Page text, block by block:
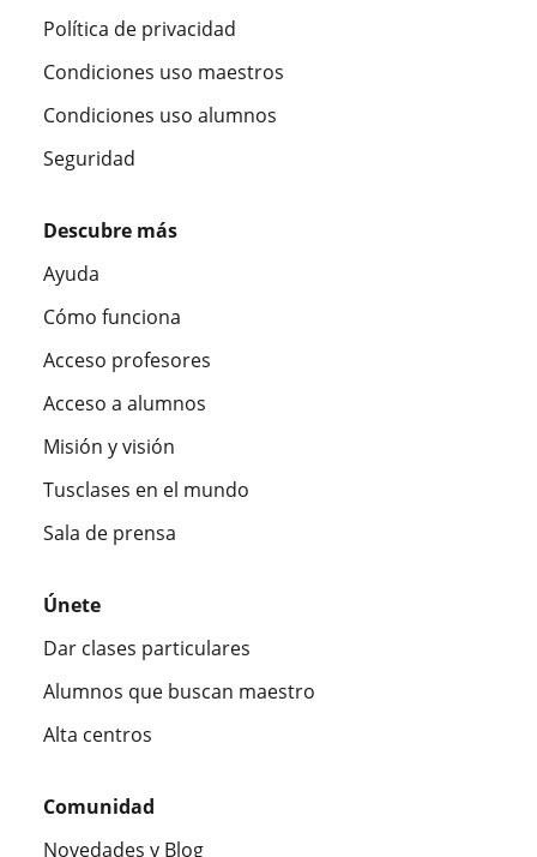
Política de privacidad
Condiciones uso maestros
Condiciones uso alumnos
Seguridad
Descubre más
Ayuda
Cómo funciona
Acceso profesores
Acceso a alumnos
Misión y visión
Tusclases en el mundo
Sala de prensa
Únete
Dar clases particulares
Alumnos que buscan maestro
Alta centros
Comunidad
Novedades y Blog